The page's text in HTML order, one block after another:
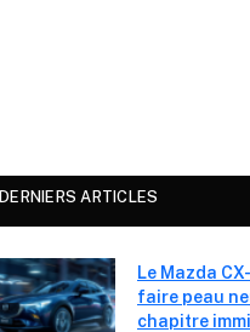
DERNIERS ARTICLES
Le Mazda
faire peau
chapitre